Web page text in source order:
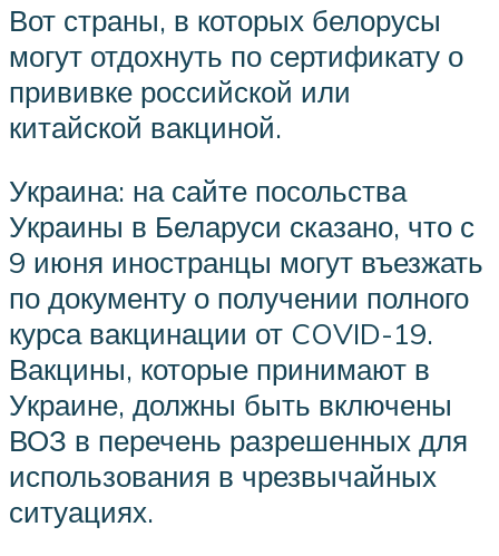
Вот страны, в которых белорусы
могут отдохнуть по сертификату о
прививке российской или
китайской вакциной.
Украина: на сайте посольства
Украины в Беларуси сказано, что с
9 июня иностранцы могут въезжать
по документу о получении полного
курса вакцинации от COVID-19.
Вакцины, которые принимают в
Украине, должны быть включены
ВОЗ в перечень разрешенных для
использования в чрезвычайных
ситуациях.